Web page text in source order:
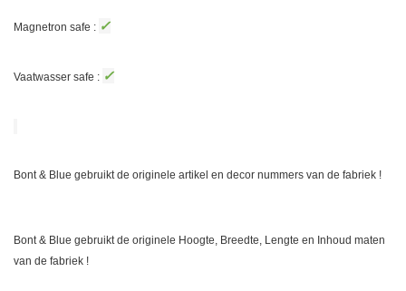
Magnetron safe : ✓
Vaatwasser safe : ✓
Bont & Blue gebruikt de originele artikel en decor nummers van de fabriek !
Bont & Blue gebruikt de originele Hoogte, Breedte, Lengte en Inhoud maten
van de fabriek !